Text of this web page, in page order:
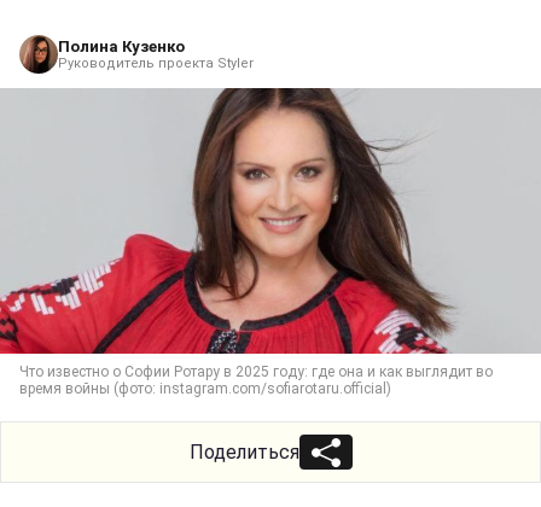
Полина Кузенко
Руководитель проекта Styler
Что известно о Софии Ротару в 2025 году: где она и как выглядит во
время войны (фото: instagram.com/sofiarotaru.official)
Поделиться